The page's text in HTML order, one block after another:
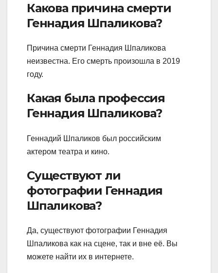
Какова причина смерти
Геннадия Шпаликова?
Причина смерти Геннадия Шпаликова
неизвестна. Его смерть произошла в 2019
году.
Какая была профессия
Геннадия Шпаликова?
Геннадий Шпаликов был российским
актером театра и кино.
Существуют ли
фотографии Геннадия
Шпаликова?
Да, существуют фотографии Геннадия
Шпаликова как на сцене, так и вне её. Вы
можете найти их в интернете.